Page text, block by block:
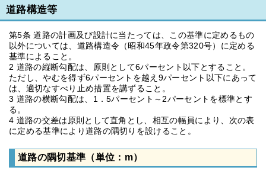
道路構造等
第5条 道路の計画及び設計に当たっては、この基準に定めるもの
以外については、道路構造令（昭和45年政令第320号）に定める
基準によること。
2 道路の縦断勾配は、原則として6パーセント以下とすること。
ただし、やむを得ず6パーセントを越え9パーセント以下にあって
は、適切なすべり止め措置を講ずること。
3 道路の横断勾配は、1．5パーセント～2パーセントを標準とす
る。
4 道路の交差は原則として直角とし、相互の幅員により、次の表
に定める基準により道路の隅切りを設けること。
道路の隅切基準（単位：m）